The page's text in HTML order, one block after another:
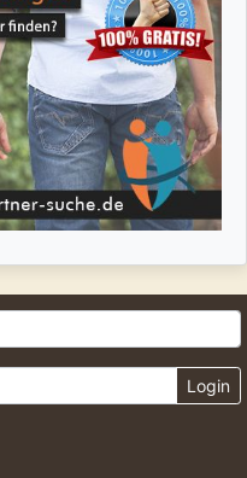
Login